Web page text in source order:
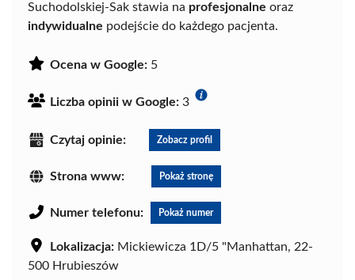
Suchodolskiej-Sak stawia na profesjonalne oraz
indywidualne podejście do każdego pacjenta.
Ocena w Google: 5
Liczba opinii w Google: 3
Czytaj opinie: Zobacz profil
Strona www: Pokaż stronę
Numer telefonu: Pokaż numer
Lokalizacja: Mickiewicza 1D/5 "Manhattan, 22-
500 Hrubieszów